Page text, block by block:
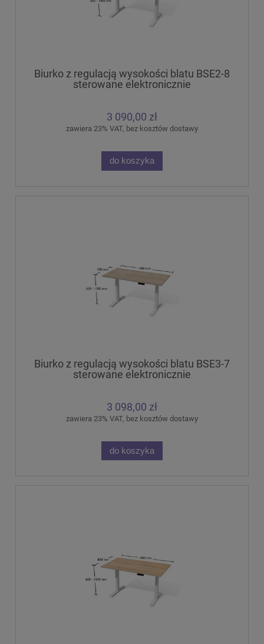
Biurko z regulacją wysokości blatu BSE2-8
sterowane elektronicznie
3 090,00 zł
zawiera 23% VAT, bez kosztów dostawy
do koszyka
Biurko z regulacją wysokości blatu BSE3-7
sterowane elektronicznie
3 098,00 zł
zawiera 23% VAT, bez kosztów dostawy
do koszyka